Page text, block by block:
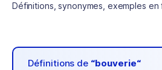
Définitions, synonymes, exemples en
Définitions de “bouverie“